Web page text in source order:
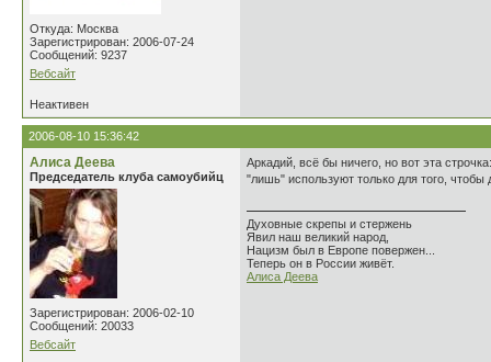
Откуда: Москва
Зарегистрирован: 2006-07-24
Сообщений: 9237
Вебсайт
Неактивен
2006-08-10 15:36:42
Алиса Деева
Председатель клуба самоубийц
Зарегистрирован: 2006-02-10
Сообщений: 20033
Вебсайт
Аркадий, всё бы ничего, но вот эта
"лишь" используют только для того, чтобы
Духовные скрепы и стержень
Явил наш великий народ,
Нацизм был в Европе повержен...
Теперь он в России живёт.
Алиса Деева